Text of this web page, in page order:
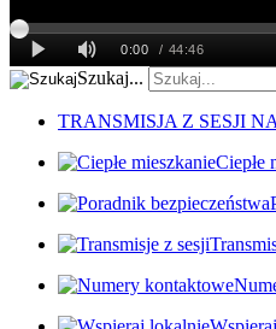
Szukaj...
TRANSMISJA Z SESJI
Ciepłe